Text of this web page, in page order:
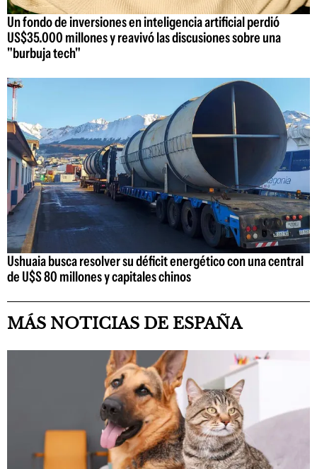
Un fondo de inversiones en inteligencia artificial perdió
US$35.000 millones y reavivó las discusiones sobre una
"burbuja tech"
Ushuaia busca resolver su déficit energético con una central
de U$S 80 millones y capitales chinos
MÁS NOTICIAS DE ESPAÑA